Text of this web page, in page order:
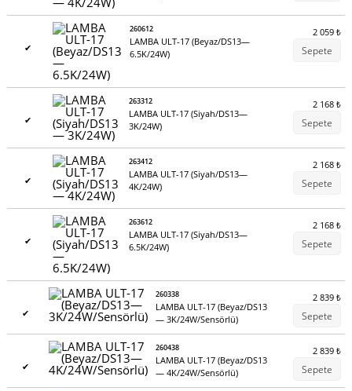
✔
260612
LAMBA ULT-17 (Beyaz/DS13—
6.5K/24W)
2 059₺
Sepete
✔
263312
LAMBA ULT-17 (Siyah/DS13—
3K/24W)
2 168₺
Sepete
✔
263412
LAMBA ULT-17 (Siyah/DS13—
4K/24W)
2 168₺
Sepete
✔
263612
LAMBA ULT-17 (Siyah/DS13—
6.5K/24W)
2 168₺
Sepete
✔
260338
LAMBA ULT-17 (Beyaz/DS13
— 3K/24W/Sensörlü)
2 839₺
Sepete
✔
260438
LAMBA ULT-17 (Beyaz/DS13
— 4K/24W/Sensörlü)
2 839₺
Sepete